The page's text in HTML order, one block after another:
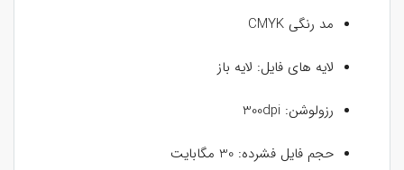
مد رنگی CMYK
لایه های فایل: لایه باز
رزولوشن: 300dpi
حجم فایل فشرده: 30 مگابایت